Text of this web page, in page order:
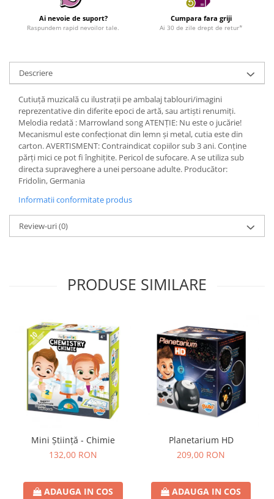
Ai nevoie de suport?
Raspundem rapid nevoilor tale.
Cumpara fara griji
Ai 30 de zile drept de retur*
Descriere
Cutiuță muzicală cu ilustrații pe ambalaj tablouri/imagini
reprezentative din diferite epoci de artă, sau artiști renumiți.
Melodia redată : Marrowland song ATENȚIE: Nu este o jucărie!
Mecanismul este confecţionat din lemn şi metal, cutia este din
carton. AVERTISMENT: Contraindicat copiilor sub 3 ani. Conține
părți mici ce pot fi înghițite. Pericol de sufocare. A se utiliza sub
directa supraveghere a unei persoane adulte. Producător:
Fridolin, Germania
Informatii conformitate produs
Review-uri(0)
PRODUSE SIMILARE
Mini Știință - Chimie
132,00 RON
ADAUGA IN COS
Planetarium HD
209,00 RON
ADAUGA IN COS